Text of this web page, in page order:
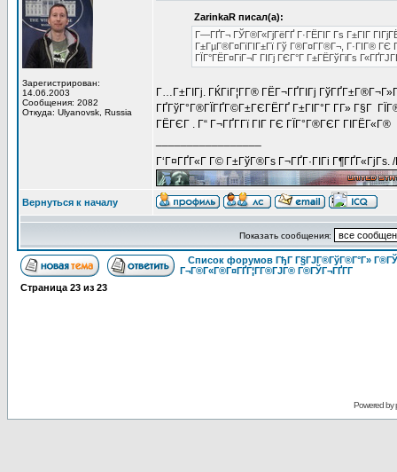
Зарегистрирован:
14.06.2003
Сообщения: 2082
Откуда: Ulyanovsk, Russia
ZarinkaR писал(а):
Г—ГҐГ¬ ГЎГ®Г«ГјГёГҐ Г·ГЁГІГ Гѕ Г±ГІГ
Г±ГµГ®Г¤ГїГІГ±Гї Гў Г®Г¤Г­Г®Г¬, Г·ГІГ® ГЄ
ГЇГ°ГЁГ¤ГіГ¬Г ГІГј ГЄГ°Г Г±ГЁГўГіГѕ
Г…Г±ГІГј. ГЌГіГ¦Г­Г® ГЁГ¬ГҐГІГј
ГҐГўГ°Г®ГЇГҐГ©Г±ГЄГЁГҐ Г±ГІГ°Г Г­Г» Г§Г
ГЁГЄГ . Г“ Г¬ГҐГ­Гї ГІГ ГЄ ГЇГ°Г®ГЄГ ГІГЁГ«Г®
Г‘Г¤ГҐГ«Г Г© Г±ГўГ®Гѕ Г¬ГҐГ·ГІГі Г¶ГҐГ«ГјГѕ.
Вернуться к началу
Показать сообщения:
Список форумов ГђГ Г§ГЈГ®ГўГ®Г°Г»
Г¬Г®Г«Г®Г¤ГҐГ¦Г­Г®ГЈГ® Г®ГЎГ¬ГҐГ­Г
Страница 23 из 23
Powered by